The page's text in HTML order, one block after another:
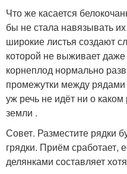
Что же касается
бы не стала навязывать
широкие листья создают
которой не выживает
корнеплод нормально
промежутки между
уж речь не идёт ни о
земли .
Совет. Разместите рядки
грядки. Приём
делянками составляет